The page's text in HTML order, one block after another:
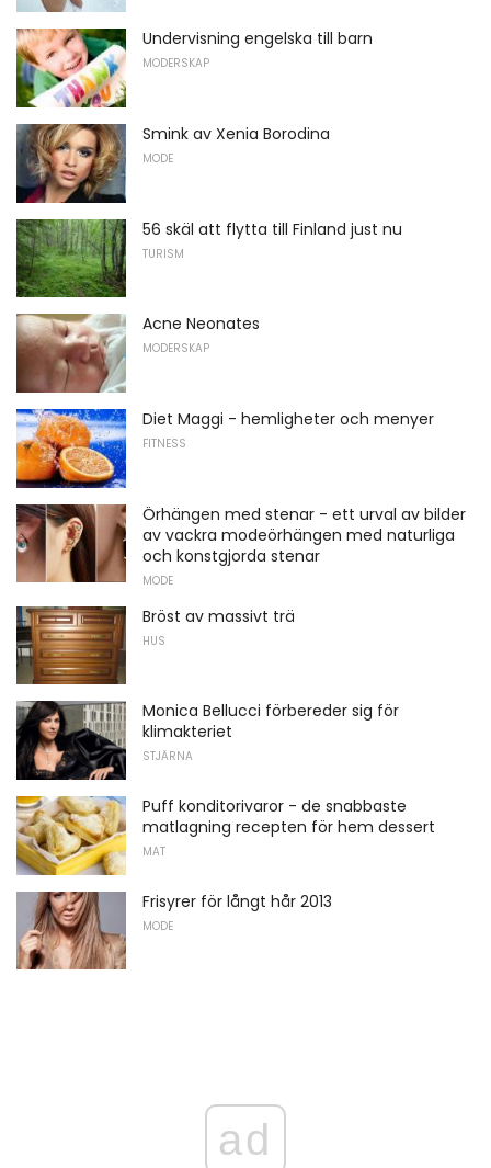
Undervisning engelska till barn
MODERSKAP
Smink av Xenia Borodina
MODE
56 skäl att flytta till Finland just nu
TURISM
Acne Neonates
MODERSKAP
Diet Maggi - hemligheter och menyer
FITNESS
Örhängen med stenar - ett urval av bilder
av vackra modeörhängen med naturliga
och konstgjorda stenar
MODE
Bröst av massivt trä
HUS
Monica Bellucci förbereder sig för
klimakteriet
STJÄRNA
Puff konditorivaror - de snabbaste
matlagning recepten för hem dessert
MAT
Frisyrer för långt hår 2013
MODE
ad